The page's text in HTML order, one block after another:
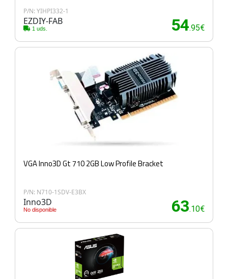
P/N: YIHPI332-1
EZDIY-FAB
1 uds. 54.95€
VGA Inno3D Gt 710 2GB Low Profile Bracket
P/N: N710-1SDV-E3BX
Inno3D
No disponible 63.10€